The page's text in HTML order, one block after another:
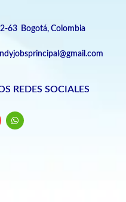
63 Bogotá, Colombia
REDES SOCIALES